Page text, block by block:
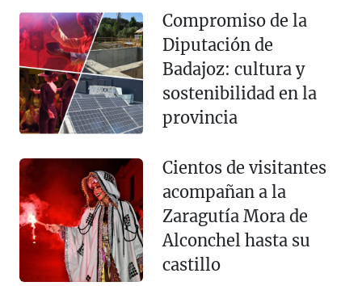
Compromiso de la
Diputación de
Badajoz: cultura y
sostenibilidad en la
provincia
Cientos de visitantes
acompañan a la
Zaragutía Mora de
Alconchel hasta su
castillo